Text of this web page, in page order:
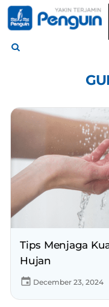
Tips Menjaga
Hujan
December 23, 2024